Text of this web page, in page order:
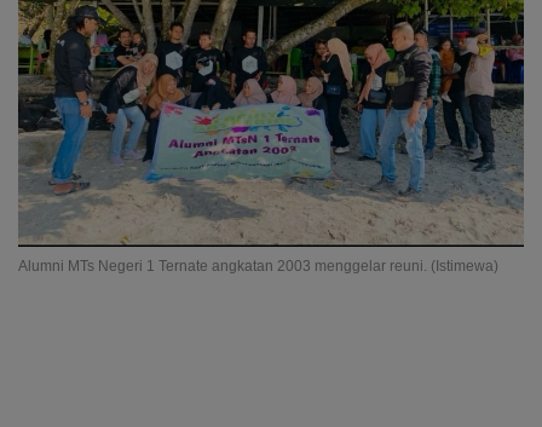
Alumni MTs Negeri 1 Ternate angkatan 2003 menggelar reuni. (Istimewa)